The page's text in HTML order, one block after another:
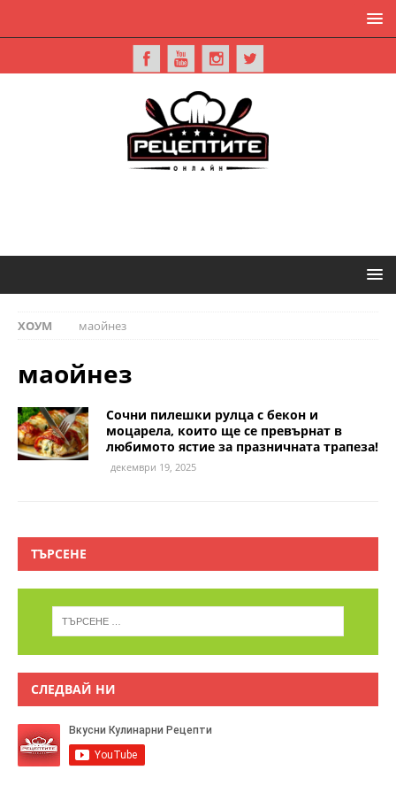
ХОУМ маойнез
маойнез
Сочни пилешки рулца с бекон и
моцарела, които ще се превърнат в
любимото ястие за празничната трапеза!
декември 19, 2025
ТЪРСЕНЕ
СЛЕДВАЙ НИ